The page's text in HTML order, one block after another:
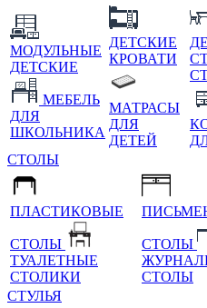
МОДУЛЬНЫЕ
ДЕТСКИЕ
МЕБЕЛЬ
ДЛЯ
ШКОЛЬНИКА
ДЕТСКИЕ
КРОВАТИ
МАТРАСЫ
ДЛЯ
ДЕТЕЙ
СТОЛЫ
ПЛАСТИКОВЫЕ
СТОЛЫ
ТУАЛЕТНЫЕ
СТОЛИКИ
СТОЛЫ
СТОЛЫ
СТУЛЬЯ